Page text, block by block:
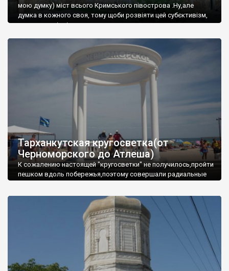
мою думку) міст всього Кримського півострова .Ну,але
думка в кожного своя, тому щоби розвіяти цей субєктивізм,
запрошую відвідати це
Тарханкутская кругосветка(от
Черноморского до Атлеша)
К сожалению настоящей "кругосветки" не получилось,пройти
пешком вдоль побережья,поэтому совершали радиальные